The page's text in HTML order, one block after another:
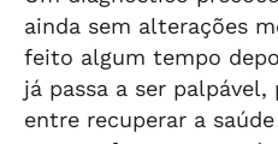
ainda sem alterações
feito algum tempo
já passa a ser
entre recuperar a